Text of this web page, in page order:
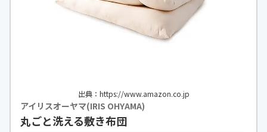
出典：https://www.amazon.co.jp
アイリスオーヤマ(IRIS OHYAMA)
丸ごと洗える敷き布団